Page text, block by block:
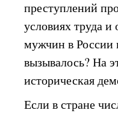
преступлений
условиях труда
мужчин в России
вызывалось? На
историческая
Если в стране